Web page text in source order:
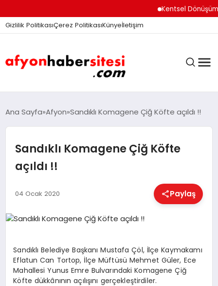
Kentsel Dönüşüm
Gizlilik PolitikasıÇerez PolitikasıKünyeİletişim
ANASAYFA
GÜNDEM
EĞITIM
EKONOMI
Ana Sayfa Afyon Sandıklı Komagene Çiğ Köfte açıldı !!
Sandıklı Komagene Çiğ Köfte
açıldı !!
04 Ocak 2020 Paylaş
Sandıklı Belediye Başkanı Mustafa Çöl, İlçe Kaymakamı
Eflatun Can Tortop, İlçe Müftüsü Mehmet Güler, Ece
Mahallesi Yunus Emre Bulvarındaki Komagene Çiğ
Köfte dükkânının açılışını gerçekleştirdiler.